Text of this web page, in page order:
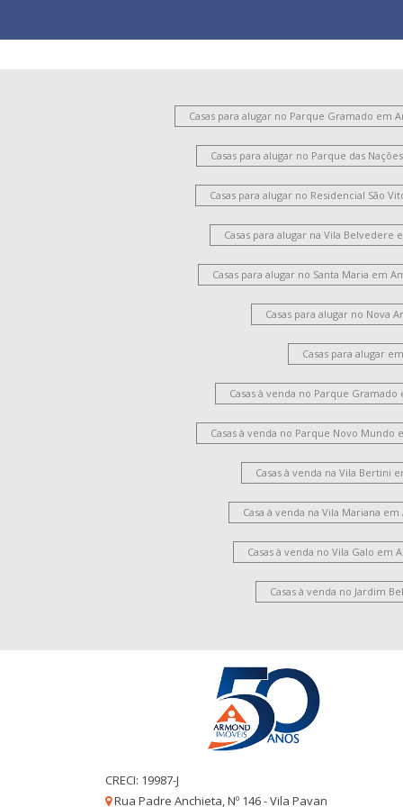
Casas para alugar no Parque Gramado em
Casas para alugar no Parque das
Casas para alugar no Residencial São
Casas para alugar na Vila Belvedere
Casas para alugar no Santa Maria em
Casas para alugar no Nova
Casas para alugar
Casas à venda no Parque Gramado
Casas à venda no Parque Novo Mundo
Casas à venda na Vila Bertini
Casa à venda na Vila Mariana
Casas à venda no Vila Galo em
Casas à venda no Jardim
CRECI: 19987-J
Rua Padre Anchieta, Nº 146 - Vila Pavan